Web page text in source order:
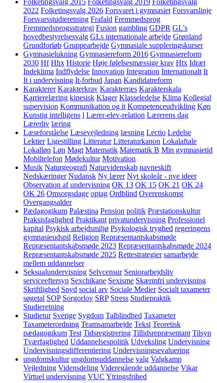
Folketingsvalg 2015 Folketingsvalg 2019 Folketingsvalg
2022 Folketingsvalg 2026 Forsvaret i gymnasiet Forsvarslinje
Forsvarsstudieretning Frafald Fremmedsprog
Fremmedsprogsstrategi Fusion gambling GDPR GL's
hovedbestyrelsesvalg GLs internationale arbejde Grønland
Grundforløb Gruppearbejde Gymnasiale suppleringskurser
Gymnasielukning Gymnasiereform 2016 Gymnasiereform
2030 Hf Hhx Historie Høje følelsesmæssige krav Htx Idræt
Indeklima Indflydelse Innovation Integration Internationalt It
It i undervisning It-forbud Japan Kandidatreform
Karakterer Karakterkrav Karakterræs Karakterskala
Karrierelæring kinesisk Klager Klasseledelse Klima Kollegial
supervision Kommunikation og it Kompetenceudvikling Køn
Kunstig intelligens l Lærer-elev-relation Lærerens dag
Lærerliv læring
Læseforståelse Læsevejledning læsning Lectio Ledelse
Lektier Ligestilling Litteratur Litteraturkanon Lokalaftale
Lokalløn Løn Magt Matematik Matematik B Min gymnasietid
Mobiltelefon Mødekultur Motivation
Musik Naturgeografi Naturvidenskab navneskift
Nedskæringer Nudansk Ny lærer Nyt skoleår - nye ideer
Observation af undervisning OK 13 OK 15 OK 21 OK 24
OK 26 Omsorgsdage optag Ordblind Overenskomst
Overgangsalder
Pædagogikum Palæstina Pension politik Præstationskultur
Praksisfaglighed Praktikant privatundervisning Professionel
kapital Psykisk arbejdsmiljø Psykologisk tryghed regeringens
gymnasieudspil Religion Repræsentantskabsmøde
Repræsentantskabsmøde 2023 Repræsentantskabsmøde 2024
Repræsentantskabsmøde 2025 Rettestrategier samarbejde
mellem uddannelser
Seksualundervisning Selvcensur Seniorarbejdsliv
serviceeftersyn Sexchikane Sexisme Skærmfri undervisning
Skriftlighed Snyd social arv Sociale Medier Socialt taxameter
søgetal SOP Sorgorlov SRP Stress Studiepraktik
Studieretning
Studietur Sverige Sygdom Talblindhed Taxameter
Taxameterordning Teamsamarbejde Tekst Teoretisk
pædagogikum Test Tidsregistrering Tillidsrepræsentant Tilsyn
Tværfaglighed Uddannelsespolitik Udveksling Undervisning
Undervisningsdifferentiering Undervisningsevaluering
ungdomskultur ungdomsuddannelse valg Valgkamp
Vejledning Vidensdeling Videregående uddannelse Vikar
Virtuel undervisning VUC Ytringsfrihed